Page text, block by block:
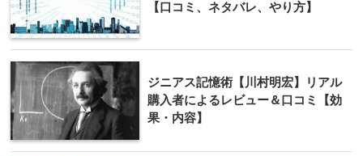
【口コミ、ネタバレ、やり方】
ジニアス記憶術【川村明宏】リアル
購入者によるレビュー＆口コミ【効
果・内容】